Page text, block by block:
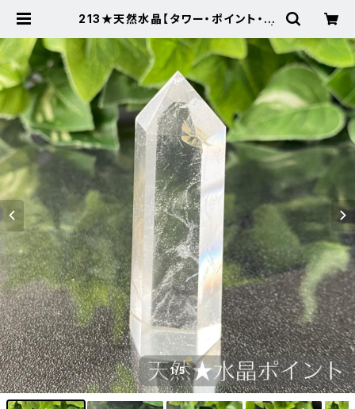
213★天然水晶【タワー・ポイント・原
Noah's Stone ～パワーストーン・
天然石SHOP～
1/5